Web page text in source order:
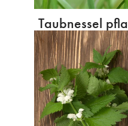
Taubnessel